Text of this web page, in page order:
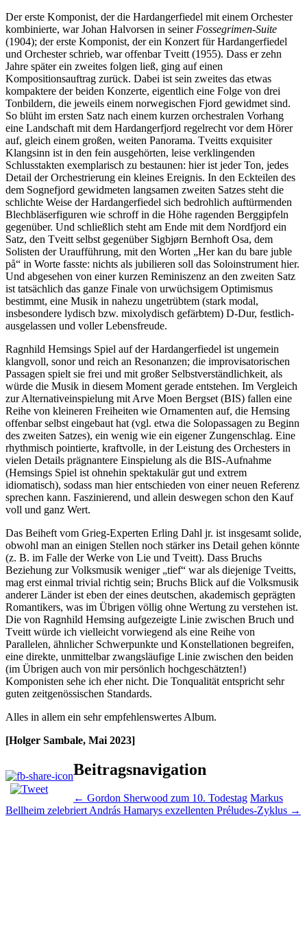
Der erste Komponist, der die Hardangerfiedel mit einem Orchester
kombinierte, war Johan Halvorsen in seiner Fossegrimen-Suite
(1904); der erste Komponist, der ein Konzert für Hardangerfiedel
und Orchester schrieb, war offenbar Tveitt (1955). Dass er zehn
Jahre später ein zweites folgen ließ, ging auf einen
Kompositionsauftrag zurück. Dabei ist sein zweites das etwas
kompaktere der beiden Konzerte, eigentlich eine Folge von drei
Tonbildern, die jeweils einem norwegischen Fjord gewidmet sind.
So blüht im ersten Satz nach einem kurzen orchestralen Vorhang
eine Landschaft mit dem Hardangerfjord regelrecht vor dem Hörer
auf, gleich einem großen, weiten Panorama. Tveitts exquisiter
Klangsinn ist in den fein ausgehörten, leise verklingenden
Schlusstakten exemplarisch zu bestaunen: hier ist jeder Ton, jedes
Detail der Orchestrierung ein kleines Ereignis. In den Eckteilen des
dem Sognefjord gewidmeten langsamen zweiten Satzes steht die
schlichte Weise der Hardangerfiedel sich bedrohlich auftürmenden
Blechbläserfiguren wie schroff in die Höhe ragenden Berggipfeln
gegenüber. Und schließlich steht am Ende mit dem Nordfjord ein
Satz, den Tveitt selbst gegenüber Sigbjørn Bernhoft Osa, dem
Solisten der Uraufführung, mit den Worten „Her kan du bare juble
på“ in Worte fasste: nichts als jubilieren soll das Soloinstrument hier.
Und abgesehen von einer kurzen Reminiszenz an den zweiten Satz
ist tatsächlich das ganze Finale von urwüchsigem Optimismus
bestimmt, eine Musik in nahezu ungetrübtem (stark modal,
insbesondere lydisch bzw. mixolydisch gefärbtem) D-Dur, festlich-
ausgelassen und voller Lebensfreude.
Ragnhild Hemsings Spiel auf der Hardangerfiedel ist ungemein
klangvoll, sonor und reich an Resonanzen; die improvisatorischen
Passagen spielt sie frei und mit großer Selbstverständlichkeit, als
würde die Musik in diesem Moment gerade entstehen. Im Vergleich
zur Alternativeinspielung mit Arve Moen Bergset (BIS) fallen eine
Reihe von kleineren Freiheiten wie Ornamenten auf, die Hemsing
offenbar selbst eingebaut hat (vgl. etwa die Solopassagen zu Beginn
des zweiten Satzes), ein wenig wie ein eigener Zungenschlag. Eine
rhythmisch pointierte, kraftvolle, in der Leistung des Orchesters in
vielen Details prägnantere Einspielung als die BIS-Aufnahme
(Hemsings Spiel ist ohnehin spektakulär gut und extrem
idiomatisch), sodass man hier entschieden von einer neuen Referenz
sprechen kann. Faszinierend, und allein deswegen schon den Kauf
voll und ganz Wert.
Das Beiheft vom Grieg-Experten Erling Dahl jr. ist insgesamt solide,
obwohl man an einigen Stellen noch stärker ins Detail gehen könnte
(z. B. im Falle der Werke von Lie und Tveitt). Dass Bruchs
Beziehung zur Volksmusik weniger „tief“ war als diejenige Tveitts,
mag erst einmal trivial richtig sein; Bruchs Blick auf die Volksmusik
anderer Länder ist eben der eines deutschen, akademisch geprägten
Romantikers, was im Übrigen völlig ohne Wertung zu verstehen ist.
Die von Ragnhild Hemsing aufgezeigte Linie zwischen Bruch und
Tveitt würde ich vielleicht vorwiegend als eine Reihe von
Parallelen, ähnlicher Schwerpunkte und Konstellationen begreifen,
eine direkte, unmittelbar zwangsläufige Linie zwischen den beiden
(im Übrigen auch von mir persönlich hochgeschätzten!)
Komponisten sehe ich eher nicht. Die Tonqualität entspricht sehr
guten zeitgenössischen Standards.
Alles in allem ein sehr empfehlenswertes Album.
[Holger Sambale, Mai 2023]
Beitragsnavigation
← Gordon Sherwood zum 10. Todestag Markus
Bellheim zelebriert András Hamarys exzellenten Préludes-Zyklus →